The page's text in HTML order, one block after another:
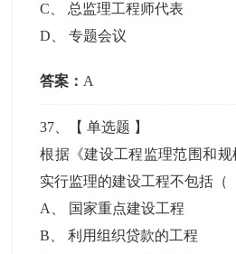
C
总监理工程师代表
D 、专题会议
答案： A
37 、【单选题 】
根据《建设工程监理范围和
实行监理的建设工程不包括
A
国家重点建设工程
B 、利用组织贷款的工程